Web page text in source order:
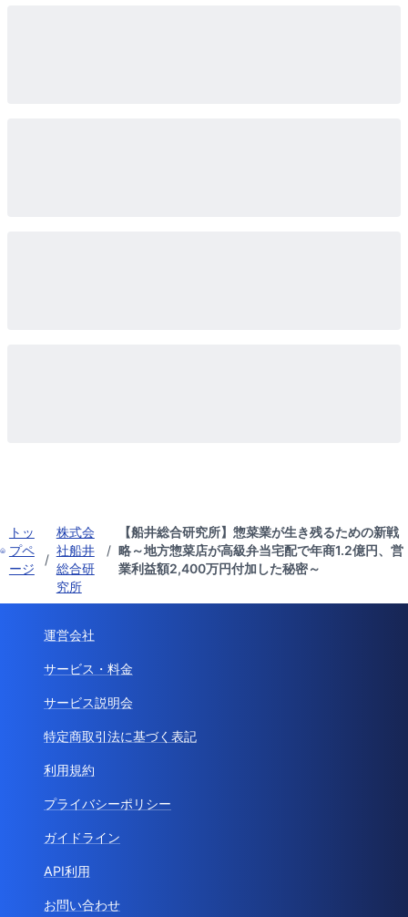
トッ
プペ
ージ
/
株式会
社船井
総合研
究所
/
【船井総合研究所】惣菜業が生き残るための新戦
略～地方惣菜店が高級弁当宅配で年商1.2億円、営
業利益額2,400万円付加した秘密～
運営会社
サービス・料金
サービス説明会
特定商取引法に基づく表記
利用規約
プライバシーポリシー
ガイドライン
API利用
お問い合わせ